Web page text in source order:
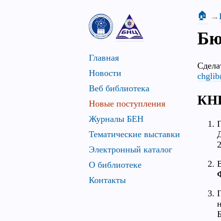
Главная
Новости
Веб библиотека
Новые поступления
Журналы БЕН
Тематические выставки
Электронный каталог
О библиотеке
Контакты
🏠